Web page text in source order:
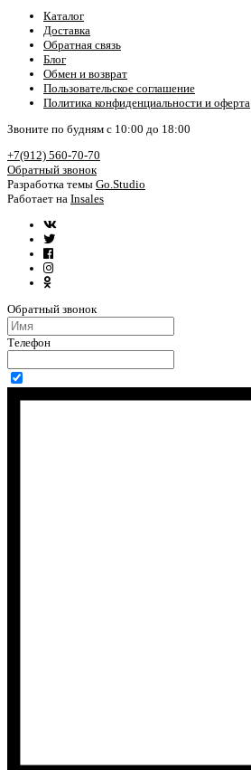
Каталог
Доставка
Обратная связь
Блог
Обмен и возврат
Пользовательское соглашение
Политика конфиденциальности и оферта
Звоните по будням с 10:00 до 18:00
+7(912) 560-70-70
Обратный звонок
Разработка темы Go.Studio
Работает на Insales
Обратный звонок
Телефон